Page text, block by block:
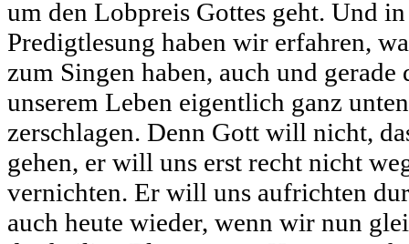
um den Lobpreis Gottes geht. Und
Predigtlesung haben wir erfahren,
zum Singen haben, auch und
unserem Leben eigentlich ganz
zerschlagen. Denn Gott will nicht,
gehen, er will uns erst recht nicht
vernichten. Er will uns aufrichten
auch heute wieder, wenn wir nun